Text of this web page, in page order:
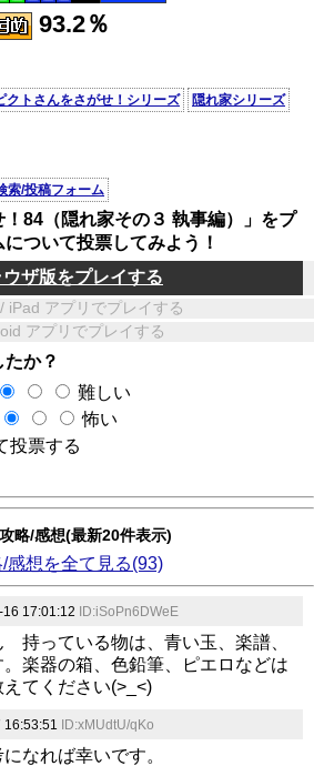
93.2％
クトさんをさがせ！シリーズ 隠れ家シリーズ
索/投稿フォーム
！84（隠れ家その３ 執事編）」をプ
ついて投票してみよう！
ウザ版をプレイする
iPad アプリでプレイする
アプリでプレイする
か？
難しい
怖い
投票する
略/感想(最新20件表示)
感想を全て見る(93)
16 17:01:12 ID:iSoPn6DWeE
持っている物は、青い玉、楽譜、
楽器の箱、色鉛筆、ピエロなどは
てください(>_<)
16:53:51 ID:xMUdtU/qKo
なれば幸いです。